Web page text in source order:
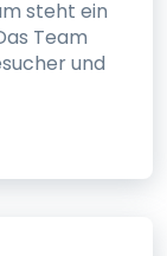
steht ein
Team
und